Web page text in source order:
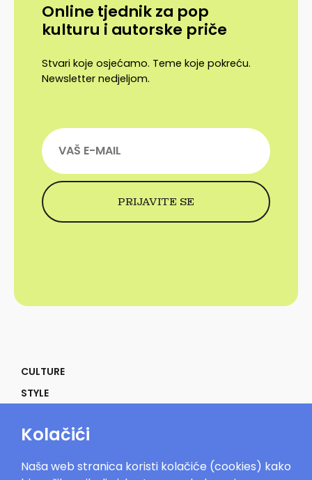
Online tjednik za pop
kulturu i autorske priče
Stvari koje osjećamo. Teme koje pokreću.
Newsletter nedjeljom.
CULTURE
STYLE
POWER
Kolačići
Naša web stranica koristi kolačiće (cookies) kako